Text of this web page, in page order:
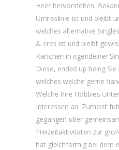
Heer hervorstehen.
Umrisslinie ist und bleibt
welches alternative
& eres ist und bleibt
Kartchen in irgendeiner
Diese, ended up being
welches welche gerne
Welche Ihre Hobbies
Interessen an. Zumeist
gegangen uber
Freizeitaktivitaten zur
hat gleichformig bei dem